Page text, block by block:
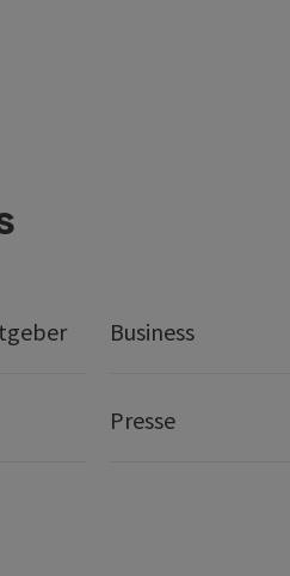
Business
Presse